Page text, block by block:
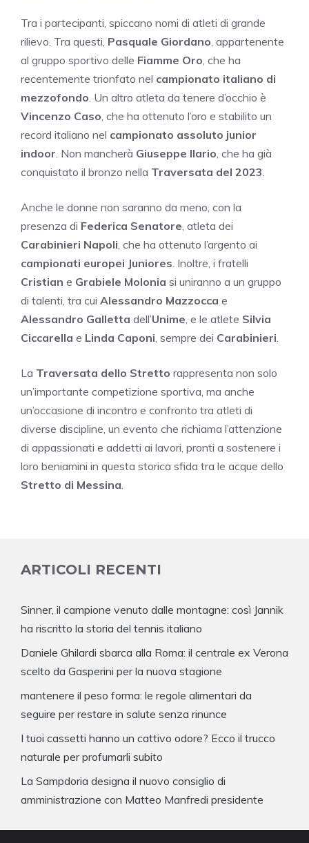
Tra i partecipanti, spiccano nomi di atleti di grande
rilievo. Tra questi, Pasquale Giordano , appartenente
al gruppo sportivo delle Fiamme Oro , che ha
recentemente trionfato nel campionato italiano di
mezzofondo . Un altro atleta da tenere d’occhio è
Vincenzo Caso , che ha ottenuto l’oro e stabilito un
record italiano nel campionato assoluto junior
indoor . Non mancherà Giuseppe Ilario , che ha già
conquistato il bronzo nella Traversata del 2023
Anche le donne non saranno da meno, con la
presenza di Federica Senatore , atleta dei
Carabinieri Napoli , che ha ottenuto l’argento ai
campionati europei Juniores . Inoltre, i fratelli
Cristian e Grabiele Molonia si uniranno a un gruppo
di talenti, tra cui Alessandro Mazzocca e
Alessandro Galletta dell’Unime , e le atlete Silvia
Ciccarella e Linda Caponi , sempre dei Carabinieri
La Traversata dello Stretto rappresenta non solo
un’importante competizione sportiva, ma anche
un’occasione di incontro e confronto tra atleti di
diverse discipline, un evento che richiama l’attenzione
di appassionati e addetti ai lavori, pronti a sostenere i
loro beniamini in questa storica sfida tra le acque dello
Stretto di Messina
ARTICOLI RECENTI
Sinner, il campione venuto dalle montagne: così Jannik
ha riscritto la storia del tennis italiano
Daniele Ghilardi sbarca alla Roma: il centrale ex Verona
scelto da Gasperini per la nuova stagione
mantenere il peso forma: le regole alimentari da
seguire per restare in salute senza rinunce
I tuoi cassetti hanno un cattivo odore? Ecco il trucco
naturale per profumarli subito
La Sampdoria designa il nuovo consiglio di
amministrazione con Matteo Manfredi presidente